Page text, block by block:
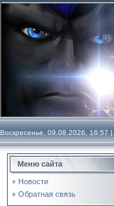
Воскресенье, 09.08.2026, 16:57 |
Меню сайта
Новости
Обратная связь